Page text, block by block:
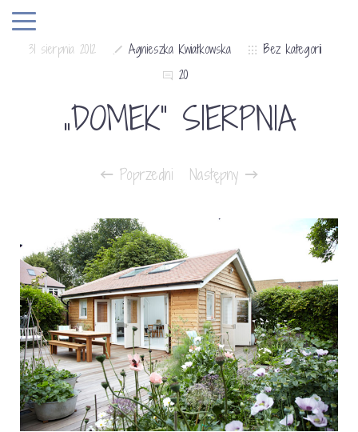
31 sierpnia 2012 Agnieszka Kwiatkowska
Bez kategorii
20
„DOMEK” SIERPNIA
Poprzedni Następny